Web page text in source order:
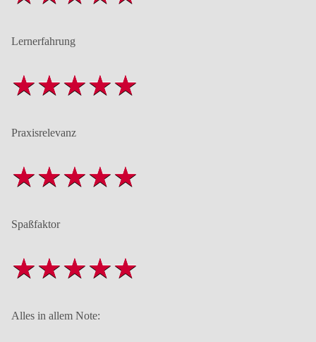
Lernerfahrung
Praxisrelevanz
Spaßfaktor
Alles in allem Note: